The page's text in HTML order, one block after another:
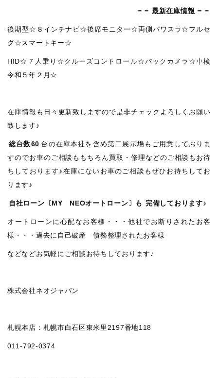
＝＝ 最新在庫情報 ＝＝
後期型☆８インチナビ☆後席モニター☆両側パワスラ☆フルセ
グ☆スマートキー☆
HID☆７人乗り☆クルーズコントロール☆バックカメラ☆車検
令和５年２月☆
在庫情報も日々更新致しますので是非チェックよろしくお願い
致します♪
総台数60 台の在庫本社を含め第二展示場もご用意しておりま
すのでお車のご相談ももちろん買取・修理などのご相談もお待
ちしております♪在庫にないお車のご相談もぜひお待ちしてお
ります♪
自社ローン〔MY NEOオートローン〕も 完備しております♪
オートローンに心配なお客様・・・他社でお断りされたお客
様・・・過去に自己破産 債務整理されたお客様
などなどお気軽にご相談お待ちしております♪
株式会社ネオジャパン
札幌本店：札幌市白石区東米里2197番地118
011‐792‐0374